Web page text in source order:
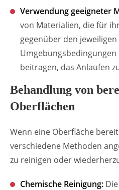
Verwendung geeigneter
von Materialien, die für
gegenüber den jeweiligen
beitragen, das Anlaufen
Behandlung von
Oberflächen
Wenn eine Oberfläche
verschiedene Methoden
zu reinigen oder
Chemische Reinigung: